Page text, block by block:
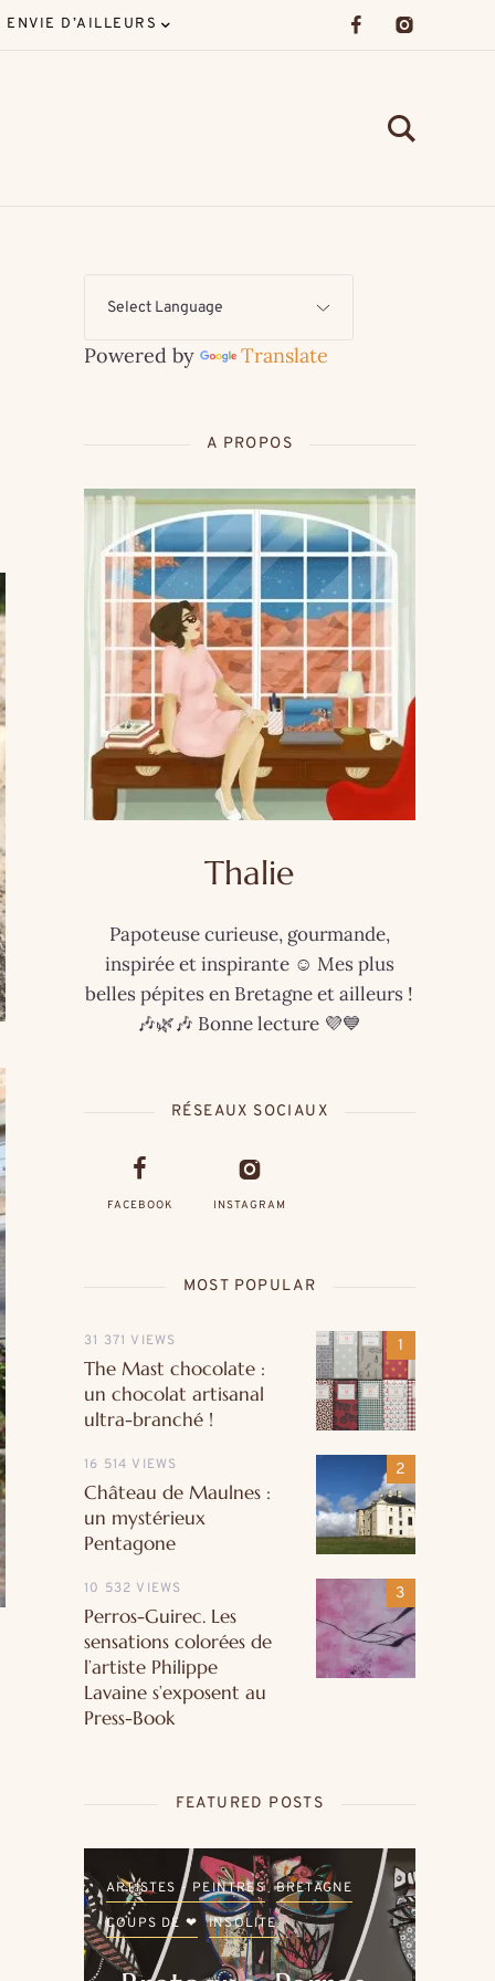
ENVIE D’AILLEURS
Powered by Translate
A PROPOS
Thalie
Papoteuse curieuse, gourmande,
inspirée et inspirante ☺️ Mes plus
belles pépites en Bretagne et ailleurs !
🎶🌿🎶 Bonne lecture 💜💙
RÉSEAUX SOCIAUX
FACEBOOK INSTAGRAM
MOST POPULAR
31 371 VIEWS
The Mast chocolate :
un chocolat artisanal
ultra-branché !
16 514 VIEWS
Château de Maulnes :
un mystérieux
Pentagone
10 532 VIEWS
Perros-Guirec. Les
sensations colorées de
l’artiste Philippe
Lavaine s’exposent au
Press-Book
FEATURED POSTS
ARTISTES - PEINTRES
BRETAGNE
COUPS DE ❤
INSOLITE